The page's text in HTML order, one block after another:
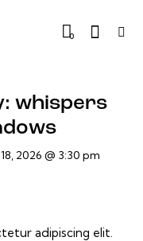
0
whispers
2026 @ 3:30 pm
adipiscing elit.